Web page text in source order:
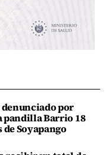
denunciado por
Barrio 18
Soyapango